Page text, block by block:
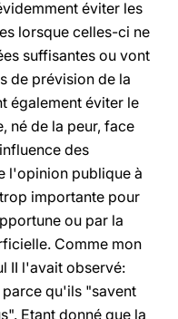
éviter les
lorsque celles-ci ne
suffisantes ou vont
de prévision de la
également éviter le
né de la peur, face
des
l'opinion publique à
importante pour
ou par la
Comme mon
II l'avait observé:
qu'ils "savent
Etant donné que la